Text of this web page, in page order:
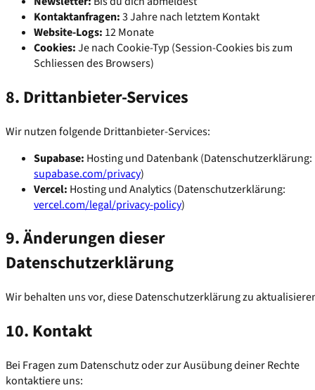
Kontaktanfragen:3 Jahre nach letztem Kontakt
Website-Logs: 12 Monate
Cookies:Je nach Cookie-Typ (Session-Cookies bis zum
Schliessen des Browsers)
8. Drittanbieter-Services
Wir nutzen folgende Drittanbieter-Services:
Supabase: Hosting und Datenbank(Datenschutzerklärung:
supabase.com/privacy)
Vercel: Hosting und Analytics(Datenschutzerklärung:
vercel.com/legal/privacy-policy)
9. Änderungen dieser
Datenschutzerklärung
Wir behalten uns vor, diese Datenschutzerklärung zu
10. Kontakt
Bei Fragen zum Datenschutz oder zur Ausübung deiner Rechte
kontaktiere uns: